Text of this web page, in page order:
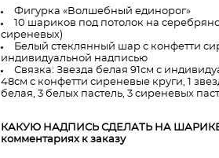
Фигурка «Волшебный единорог»
10 шариков под потолок на
сиреневых)
Белый стеклянный шар с конфетти
индивидуальной надписью
Связка: Звезда белая 91см с
48см с конфетти сиреневые круги, 1
белая, 3 белых пастель, 3 сиреневых
КАКУЮ НАДПИСЬ СДЕЛАТЬ НА
комментариях к заказу